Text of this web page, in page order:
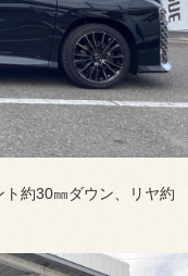
約30㎜ダウン、リヤ約